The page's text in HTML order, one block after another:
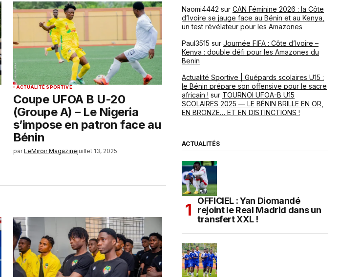
ACTUALITÉ SPORTIVE
Coupe UFOA B U-20
(Groupe A) – Le Nigeria
s’impose en patron face au
Bénin
par LeMiroir Magazinejuillet 13, 2025
Naomi4442 sur CAN Féminine 2026 : la Côte
d’Ivoire se jauge face au Bénin et au Kenya,
un test révélateur pour les Amazones
Paul3515 sur Journée FIFA : Côte d’Ivoire –
Kenya : double défi pour les Amazones du
Benin
Actualité Sportive | Guépards scolaires U15 :
le Bénin prépare son offensive pour le sacre
africain ! sur TOURNOI UFOA-B U15
SCOLAIRES 2025 — LE BÉNIN BRILLE EN OR,
EN BRONZE… ET EN DISTINCTIONS !
ACTUALITÉS
OFFICIEL : Yan Diomandé
rejoint le Real Madrid dans un
transfert XXL !